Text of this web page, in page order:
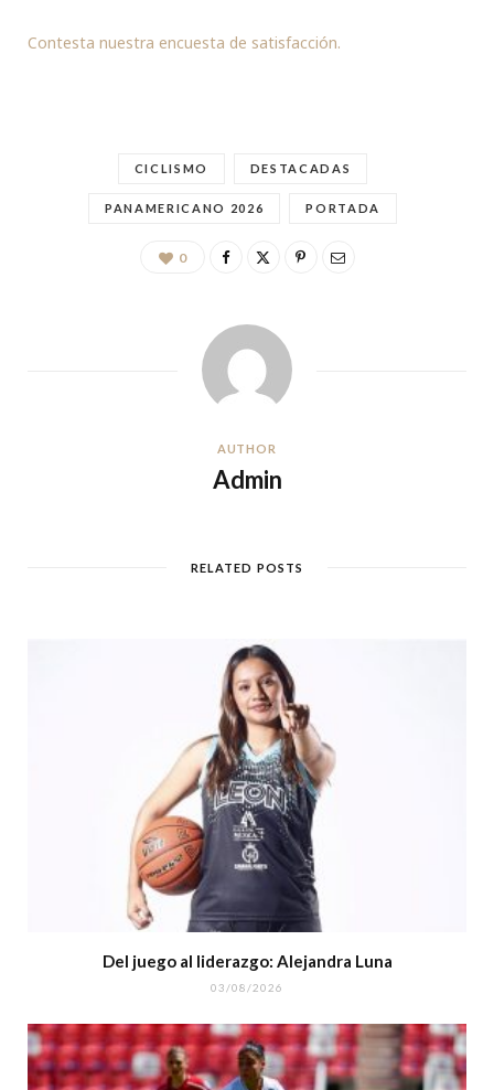
Contesta nuestra encuesta de satisfacción.
CICLISMO DESTACADAS
PANAMERICANO 2026 PORTADA
0
AUTHOR
Admin
RELATED POSTS
Del juego al liderazgo: Alejandra Luna
03/08/2026